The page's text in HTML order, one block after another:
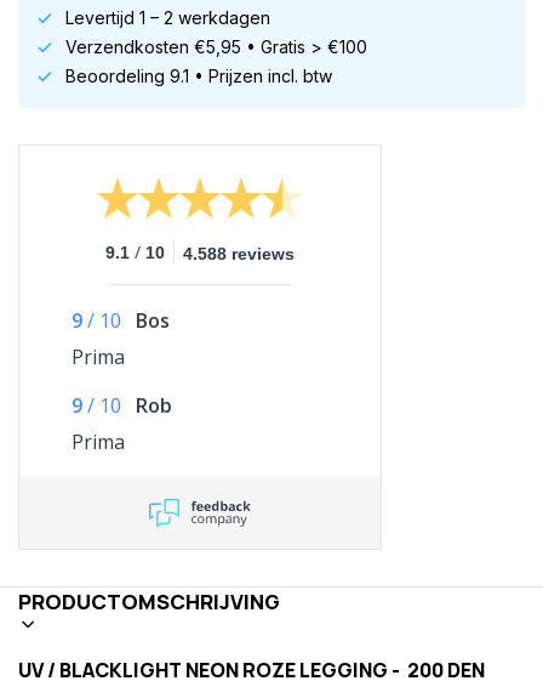
Levertijd 1 – 2 werkdagen
Verzendkosten €5,95 • Gratis > €100
Beoordeling 9.1 • Prijzen incl. btw
9.1 / 10 4.588 reviews
9/ 10
Bos
Prima
9/ 10
Rob
Prima
PRODUCTOMSCHRIJVING
UV / BLACKLIGHT NEON ROZE LEGGING - 200 DEN